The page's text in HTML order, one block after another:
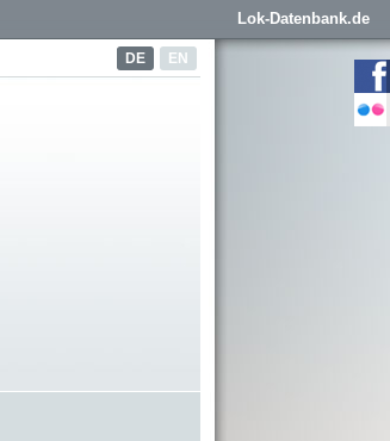
Lok-Datenbank.de
DE EN